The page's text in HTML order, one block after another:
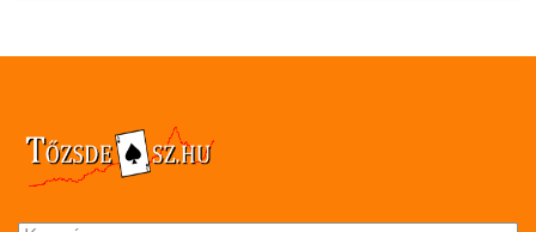
Keresés: